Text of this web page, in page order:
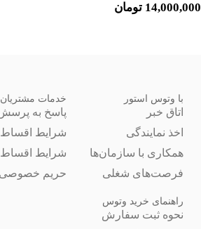
14,000,000 تومان
با وتوس استور
اتاق خبر
اخذ نمایندگی
همکاری با سازمان‌ها
فرصت‌های شغلی
خدمات مشتریان
پاسخ به
شرایط
شرایط اقساط
حریم خصوصی
راهنمای خرید وتوس
نحوه ثبت سفارش